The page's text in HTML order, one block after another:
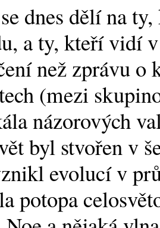
dnes dělí na
a ty, kteří vidí
než zprávu o
(mezi
názorových
byl stvořen v
evolucí v
potopa